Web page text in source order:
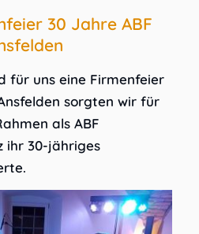
30 Jahre ABF
für uns eine Firmenfeier
sorgten wir für
als ABF
ihr 30-jähriges